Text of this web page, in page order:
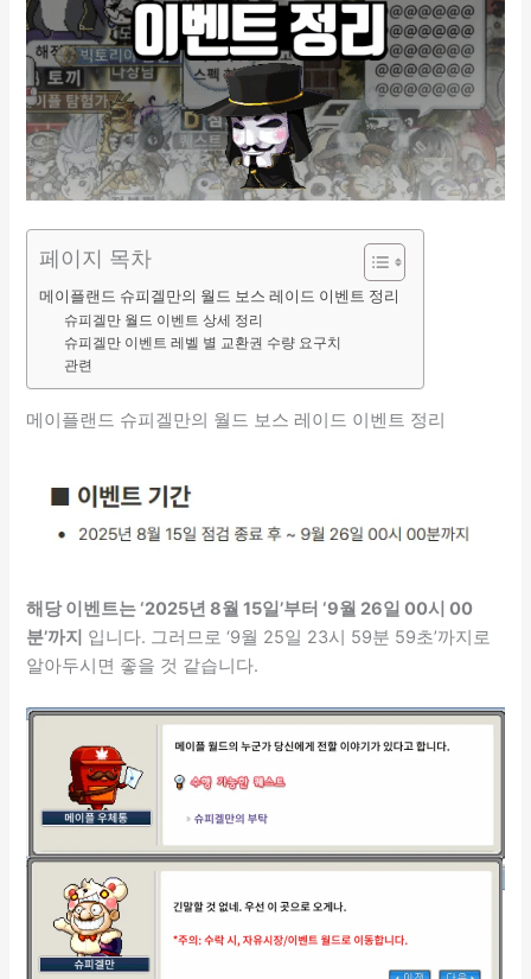
페이지 목차
메이플랜드 슈피겔만의 월드 보스 레이드 이벤트 정리
슈피겔만 월드 이벤트 상세 정리
슈피겔만 이벤트 레벨 별 교환권 수량 요구치
관련
메이플랜드 슈피겔만의 월드 보스 레이드 이벤트 정리
해당 이벤트는 ‘2025년 8월 15일’부터 ‘9월 26일 00시 00
분’까지 입니다. 그러므로 ‘9월 25일 23시 59분 59초’까지로
알아두시면 좋을 것 같습니다.